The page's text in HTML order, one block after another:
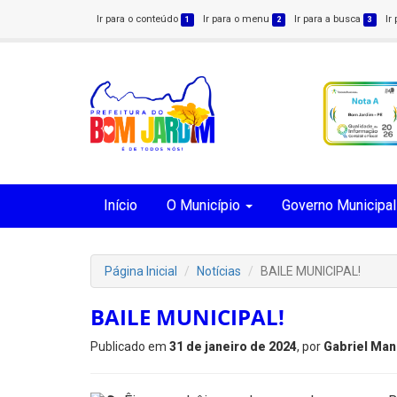
Ir para o conteúdo 1 Ir para o menu 2 Ir para a busca 3 Ir
Início O Município Governo Municipal
Página Inicial Notícias BAILE MUNICIPAL!
BAILE MUNICIPAL!
Publicado em 31 de janeiro de 2024, por Gabriel